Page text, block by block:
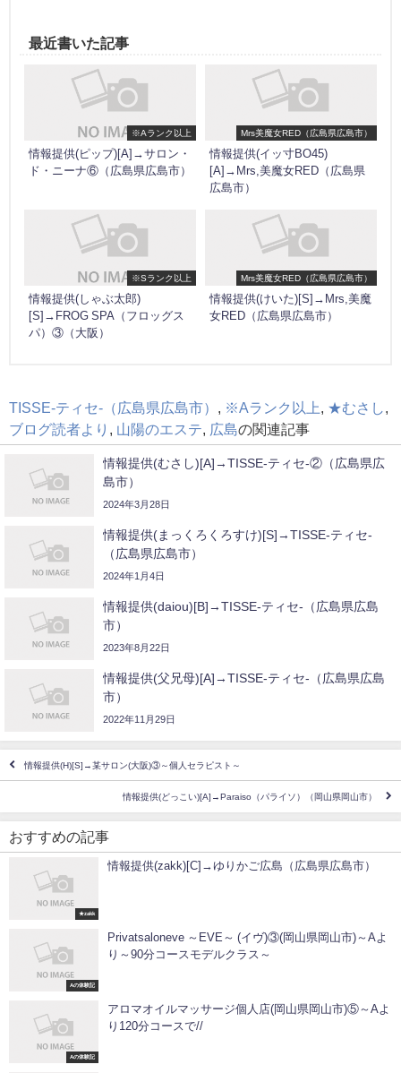
最近書いた記事
※Aランク以上
情報提供(ピップ)[A]→サロン・
ド・ニーナ⑥（広島県広島市）
Mrs美魔女RED（広島県広島市）
情報提供(イッ寸BO45)
[A]→Mrs,美魔女RED（広島県
広島市）
※Sランク以上
情報提供(しゃぶ太郎)
[S]→FROG SPA（フロッグス
パ）③（大阪）
Mrs美魔女RED（広島県広島市）
情報提供(けいた)[S]→Mrs,美魔
女RED（広島県広島市）
TISSE-ティセ-（広島県広島市） ※Aランク以上 ★むさし
ブログ読者より
山陽のエステ 広島の関連記事
情報提供(むさし)[A]→TISSE-ティセ-②（広島県広
島市）
2024年3月28日
情報提供(まっくろくろすけ)[S]→TISSE-ティセ-
（広島県広島市）
2024年1月4日
情報提供(daiou)[B]→TISSE-ティセ-（広島県広島
市）
2023年8月22日
情報提供(父兄母)[A]→TISSE-ティセ-（広島県広島
市）
2022年11月29日
情報提供(H)[S]→某サロン(大阪)③～個人セラピスト～
情報提供(どっこい)[A]→Paraiso（パライソ）（岡山県岡山市）
おすすめの記事
★zakk
情報提供(zakk)[C]→ゆりかご広島（広島県広島市）
Aの体験記
Privatsaloneve ～EVE～ (イヴ)③(岡山県岡山市)～Aよ
り～90分コースモデルクラス～
Aの体験記
アロマオイルマッサージ個人店(岡山県岡山市)⑤～Aよ
り120分コースで//